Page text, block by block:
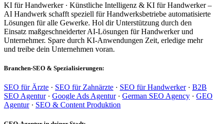
KI für Handwerker · Künstliche Intelligenz & KI für Handwerker –
AI Handwerk schafft speziell für Handwerksbetriebe automatisierte
Lösungen für alle Gewerke. Hol dir Unterstützung durch den
Einsatz maßgeschneiderter AI-Lösungen für Handwerker und
Unternehmer. Spare durch KI-Anwendungen Zeit, erledige mehr
und treibe dein Unternehmen voran.
Branchen-SEO & Spezialisierungen:
SEO für Ärzte · SEO für Zahnärzte · SEO für Handwerker· B2B
SEO Agentur· Google Ads Agentur· German SEO Agency · GEO
Agentur· SEO & Content Produktion